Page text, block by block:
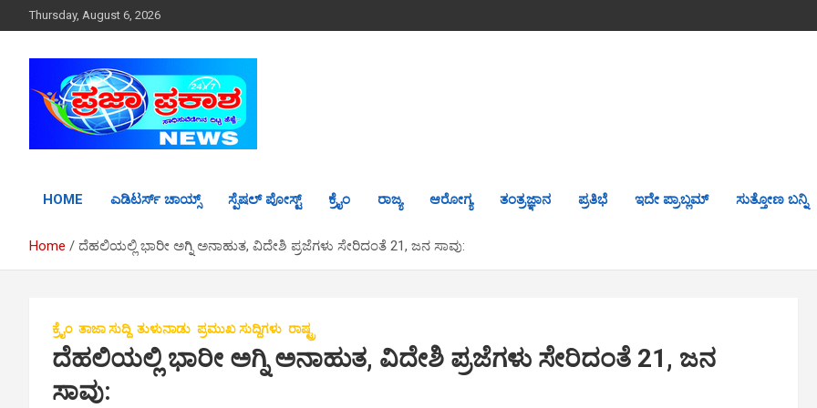
k
Thursday, August 6, 2026
HOME ಎಡಿಟರ್ಸ್ ಚಾಯ್ಸ್ ಸ್ಪೆಷಲ್ ಪೋಸ್ಟ್ ಕ್ರೈಂ ರಾಜ್ಯ ಆರೋಗ್ಯ ತಂತ್ರಜ್ಞಾನ ಪ್ರತಿಭೆ ಇದೇ ಪ್ರಾಬ್ಲಮ್ ಸುತ್ತೋಣ ಬನ್ನಿ
Home ದೆಹಲಿಯಲ್ಲಿ ಭಾರೀ ಅಗ್ನಿ ಅನಾಹುತ, ವಿದೇಶಿ ಪ್ರಜೆಗಳು ಸೇರಿದಂತೆ 21, ಜನ ಸಾವು:
ಕ್ರೈಂ ತಾಜಾ ಸುದ್ದಿ ತುಳುನಾಡು ಪ್ರಮುಖ ಸುದ್ದಿಗಳು ರಾಷ್ಟ್ರ
ದೆಹಲಿಯಲ್ಲಿ ಭಾರೀ ಅಗ್ನಿ ಅನಾಹುತ, ವಿದೇಶಿ ಪ್ರಜೆಗಳು ಸೇರಿದಂತೆ 21, ಜನ
ಸಾವು: